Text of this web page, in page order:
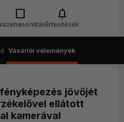
check_box_outline_blank notifications
Értesítések
Vásárlói vélemények
jövőjét
ellátott
kamerával